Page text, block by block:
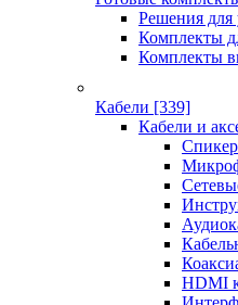
Решения для
Комплекты
Комплекты
Кабели [339]
Кабели и
HDMI